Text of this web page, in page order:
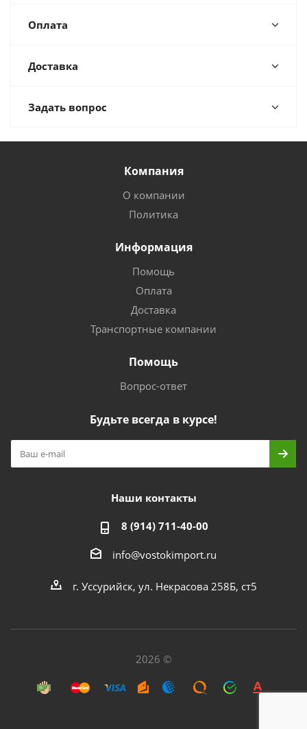
Оплата
Доставка
Задать вопрос
Компания
О компании
Политика
Информация
Помощь
Оплата
Доставка
Транспортные компании
Помощь
Вопрос-ответ
Будьте всегда в курсе!
Наши контакты
8 (914) 711-40-00
info@vostokimport.ru
г. Уссурийск, ул. Некрасова 258Б, ст5
2026 ©